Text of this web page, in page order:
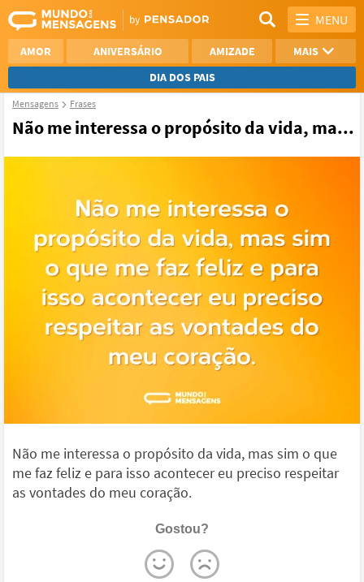
MENU
AMOR ANIVERSÁRIO AMIZADE
MAIS
DIA DOS PAIS
REFLEXÃO
AGRADECIMENTO
Mensagens Frases
Não me interessa o propósito da vida, ma...
Não me interessa o propósito da vida, mas sim o que
me faz feliz e para isso acontecer eu preciso respeitar
as vontades do meu coração.
Gostou?